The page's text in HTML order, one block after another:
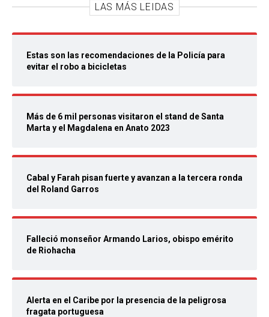
LAS MÁS LEIDAS
Estas son las recomendaciones de la Policía para
evitar el robo a bicicletas
Más de 6 mil personas visitaron el stand de Santa
Marta y el Magdalena en Anato 2023
Cabal y Farah pisan fuerte y avanzan a la tercera ronda
del Roland Garros
Falleció monseñor Armando Larios, obispo emérito
de Riohacha
Alerta en el Caribe por la presencia de la peligrosa
fragata portuguesa